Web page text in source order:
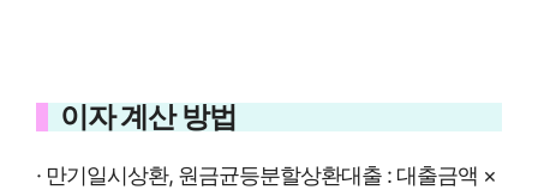
이자 계산 방법
· 만기일시상환, 원금균등분할상환대출 : 대출금액 ×